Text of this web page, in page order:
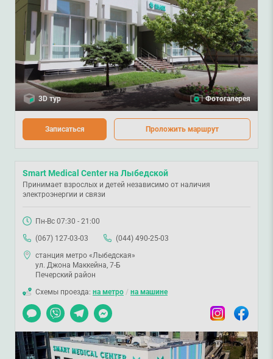
3D тур Фотогалерея
Записаться Проложить маршрут
Smart Medical Center на Лыбедской
Принимает взрослых и детей независимо от наличия
электроэнергии и связи
Пн-Вс 07:30 - 21:00
(067) 127-03-03
(044) 490-25-03
станция метро «Лыбедская»
ул. Джона Маккейна, 7-Б
Печерский район
Схемы проезда: на метро / на машине
Чат
Viber TelegramMessenger InstagramFacebook